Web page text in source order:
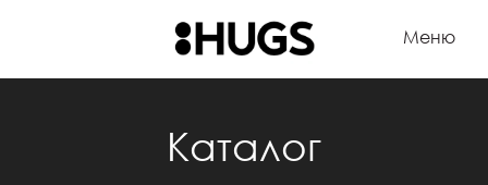
Каталог
Меню